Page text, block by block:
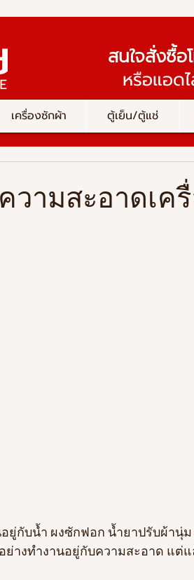
สนใจสั่งซื้
หรือแอด
เครื่องซักผ้า ตู้เย็น/ตู้แช่
วามสะอาดเค
ยู่กับน้ำ ผงซักฟอก น้ำยาปรับผ้า
ย่างทำงานอยู่กับความสะอาด แต่